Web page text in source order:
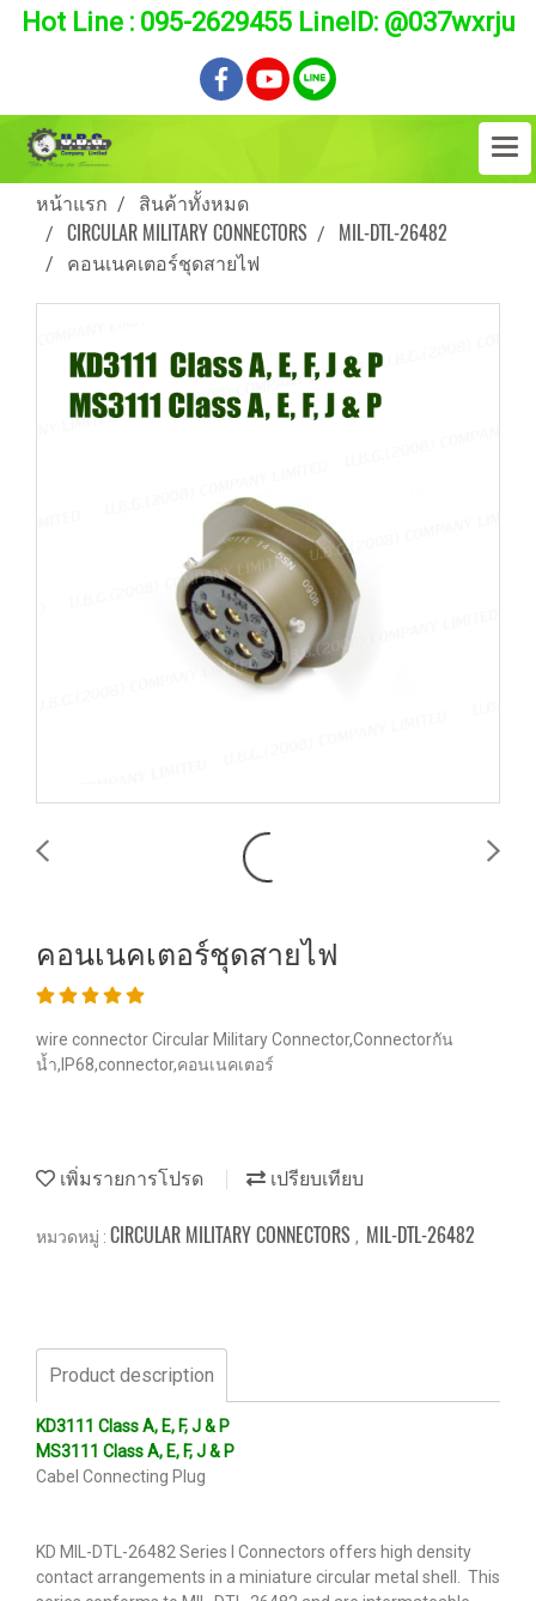
Hot Line : 095-2629455 LineID: @037wxrju
หน้าแรก
สินค้าทั้งหมด
CIRCULAR MILITARY CONNECTORS
MIL-DTL-26482
คอนเนคเตอร์ชุดสายไฟ
คอนเนคเตอร์ชุดสายไฟ
wire connector Circular Military Connector,Connectorกัน
น้ำ,IP68,connector,คอนเนคเตอร์
เพิ่มรายการโปรด เปรียบเทียบ
หมวดหมู่ : CIRCULAR MILITARY CONNECTORS , MIL-DTL-26482
Product description
KD3111 Class A, E, F, J & P
MS3111 Class A, E, F, J & P
Cabel Connecting Plug
KD MIL-DTL-26482 Series I Connectors offers high density
contact arrangements in a miniature circular metal shell. This